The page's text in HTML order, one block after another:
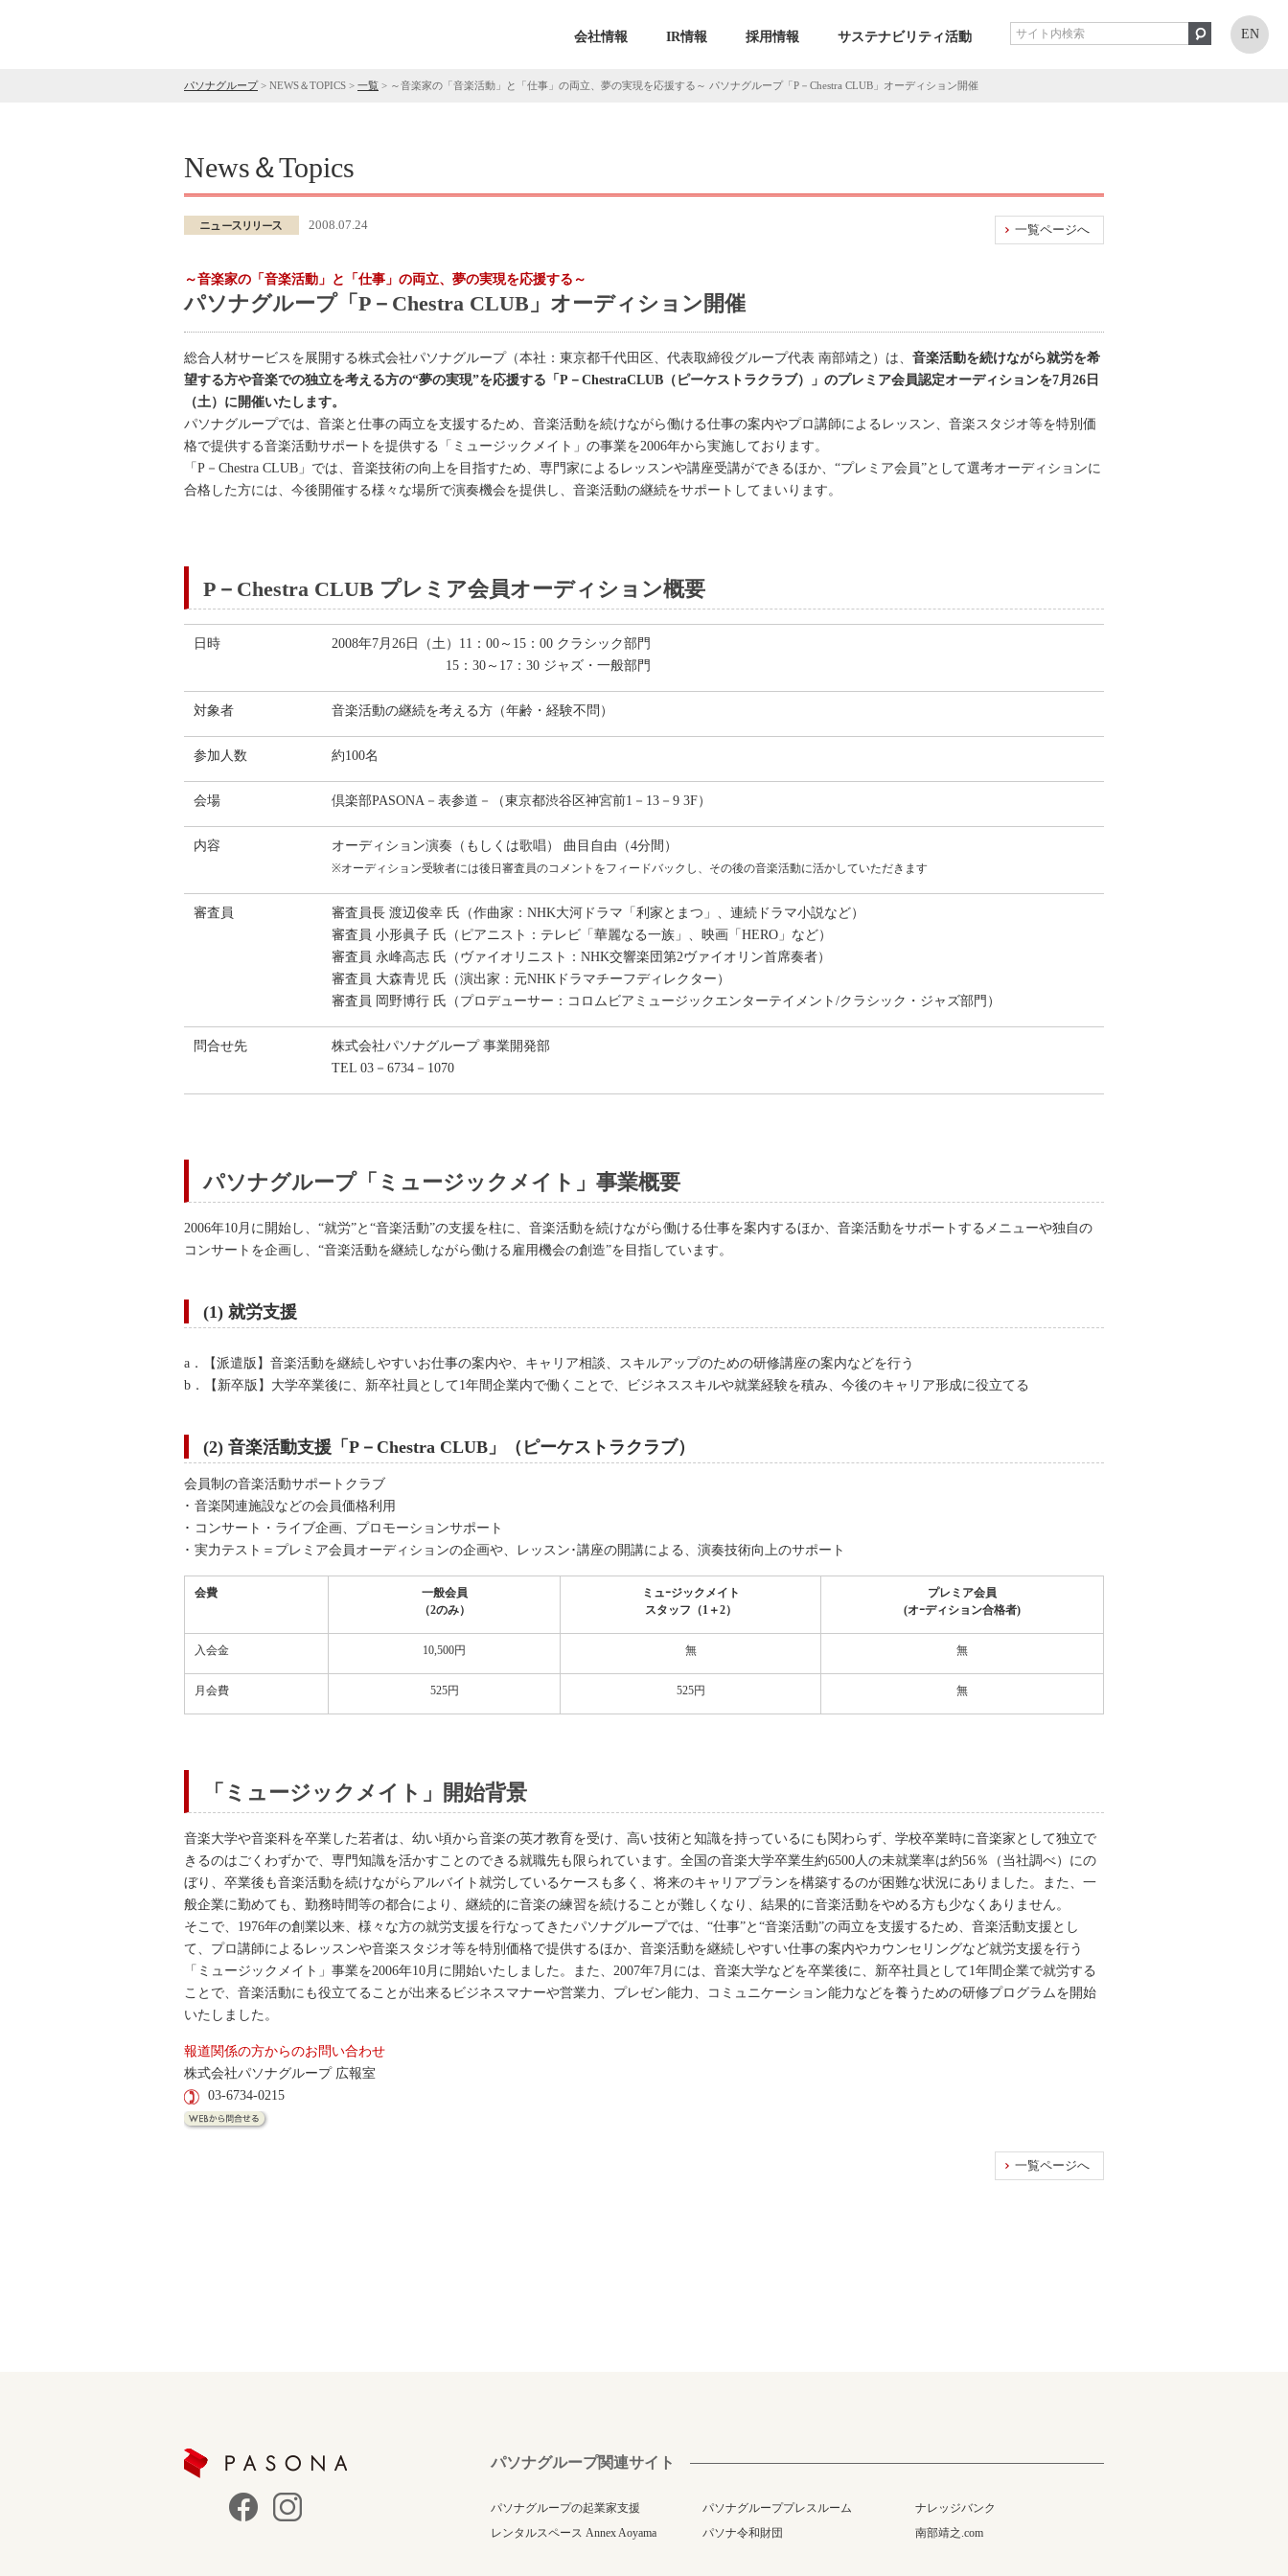
会社情報 IR情報 採用情報 サステナビリティ活動 EN
パソナグループ> NEWS＆TOPICS > 一覧 > ～音楽家の「音楽活動」と「仕事」の両立、夢の実現を応援する～ パソナグループ「P－Chestra CLUB」オーディション開催
News＆Topics
一覧ページへ
2008.07.24
～音楽家の「音楽活動」と「仕事」の両立、夢の実現を応援する～
パソナグループ「P－Chestra CLUB」オーディション開催
総合人材サービスを展開する株式会社パソナグループ（本社：東京都千代田区、代表取締役グループ代表 南部靖之）は、 音楽活動を続けながら就労を希
望する方や音楽での独立を考える方の“夢の実現”を応援する「P－ChestraCLUB（ピーケストラクラブ）」のプレミア会員認定オーディションを7月26日
（土）に開催いたします。
パソナグループでは、音楽と仕事の両立を支援するため、音楽活動を続けながら働ける仕事の案内やプロ講師によるレッスン、音楽スタジオ等を特別価
格で提供する音楽活動サポートを提供する「ミュージックメイト」の事業を2006年から実施しております。
「P－Chestra CLUB」では、音楽技術の向上を目指すため、専門家によるレッスンや講座受講ができるほか、“プレミア会員”として選考オーディションに
合格した方には、今後開催する様々な場所で演奏機会を提供し、音楽活動の継続をサポートしてまいります。
P－Chestra CLUB プレミア会員オーディション概要
日時
2008年7月26日（土）11：00～15：00 クラシック部門
15：30～17：30 ジャズ・一般部門
対象者 音楽活動の継続を考える方（年齢・経験不問）
参加人数 約100名
会場 倶楽部PASONA－表参道－（東京都渋谷区神宮前1－13－9 3F）
内容 オーディション演奏（もしくは歌唱） 曲目自由（4分間）
※オーディション受験者には後日審査員のコメントをフィードバックし、その後の音楽活動に活かしていただきます
審査員
審査員長 渡辺俊幸 氏（作曲家：NHK大河ドラマ「利家とまつ」、連続ドラマ小説など）
審査員 小形眞子 氏（ピアニスト：テレビ「華麗なる一族」、映画「HERO」など）
審査員 永峰高志 氏（ヴァイオリニスト：NHK交響楽団第2ヴァイオリン首席奏者）
審査員 大森青児 氏（演出家：元NHKドラマチーフディレクター）
審査員 岡野博行 氏（プロデューサー：コロムビアミュージックエンターテイメント/クラシック・ジャズ部門）
問合せ先
株式会社パソナグループ 事業開発部
TEL 03－6734－1070
パソナグループ「ミュージックメイト」事業概要
2006年10月に開始し、“就労”と“音楽活動”の支援を柱に、音楽活動を続けながら働ける仕事を案内するほか、音楽活動をサポートするメニューや独自の
コンサートを企画し、“音楽活動を継続しながら働ける雇用機会の創造”を目指しています。
(1) 就労支援
a．【派遣版】音楽活動を継続しやすいお仕事の案内や、キャリア相談、スキルアップのための研修講座の案内などを行う
b．【新卒版】大学卒業後に、新卒社員として1年間企業内で働くことで、ビジネススキルや就業経験を積み、今後のキャリア形成に役立てる
(2) 音楽活動支援「P－Chestra CLUB」（ピーケストラクラブ）
会員制の音楽活動サポートクラブ
･ 音楽関連施設などの会員価格利用
･ コンサート・ライブ企画、プロモーションサポート
･ 実力テスト＝プレミア会員オーディションの企画や、レッスン･講座の開講による、演奏技術向上のサポート
会費
一般会員
（2のみ）
ミュｰジックメイト
スタッフ（1＋2）
プレミア会員
(オｰディション合格者)
入会金 10,500円 無 無
月会費 525円 525円 無
「ミュージックメイト」開始背景
音楽大学や音楽科を卒業した若者は、幼い頃から音楽の英才教育を受け、高い技術と知識を持っているにも関わらず、学校卒業時に音楽家として独立で
きるのはごくわずかで、専門知識を活かすことのできる就職先も限られています。全国の音楽大学卒業生約6500人の未就業率は約56％（当社調べ）にの
ぼり、卒業後も音楽活動を続けながらアルバイト就労しているケースも多く、将来のキャリアプランを構築するのが困難な状況にありました。また、一
般企業に勤めても、勤務時間等の都合により、継続的に音楽の練習を続けることが難しくなり、結果的に音楽活動をやめる方も少なくありません。
そこで、1976年の創業以来、様々な方の就労支援を行なってきたパソナグループでは、“仕事”と“音楽活動”の両立を支援するため、音楽活動支援とし
て、プロ講師によるレッスンや音楽スタジオ等を特別価格で提供するほか、音楽活動を継続しやすい仕事の案内やカウンセリングなど就労支援を行う
「ミュージックメイト」事業を2006年10月に開始いたしました。また、2007年7月には、音楽大学などを卒業後に、新卒社員として1年間企業で就労する
ことで、音楽活動にも役立てることが出来るビジネスマナーや営業力、プレゼン能力、コミュニケーション能力などを養うための研修プログラムを開始
いたしました。
報道関係の方からのお問い合わせ
株式会社パソナグループ 広報室
03-6734-0215
一覧ページへ
パソナグループ関連サイト
パソナグループの起業家支援 パソナグループプレスルーム
ナレッジバンク
レンタルスペース Annex Aoyama
パソナ令和財団 南部靖之.com